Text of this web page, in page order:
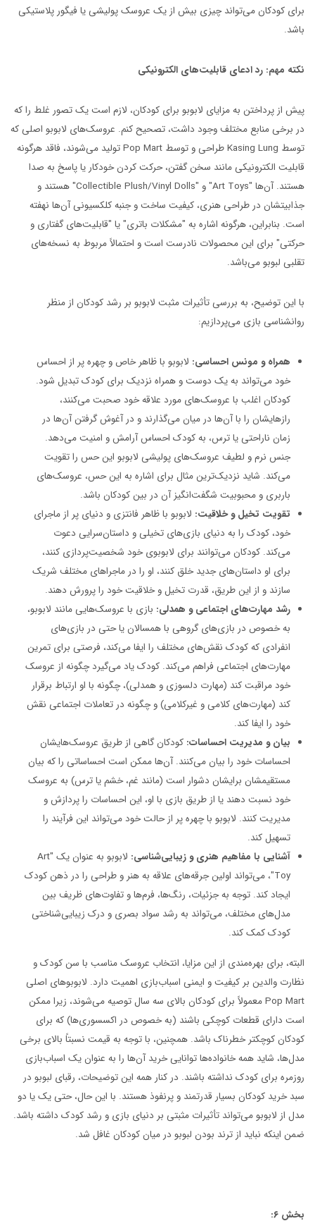
برای کودکان می‌تواند چیزی بیش از یک عروسک پولیشی یا فیگور پلاستیکی
باشد.
نکته مهم: رد ادعای قابلیت‌های الکترونیکی
پیش از پرداختن به مزایای لابوبو برای کودکان، لازم است یک تصور غلط را که
در برخی منابع مختلف وجود داشت، تصحیح کنم. عروسک‌های لابوبو اصلی که
توسط Kasing Lung طراحی و توسط Pop Mart تولید می‌شوند، فاقد هرگونه
قابلیت الکترونیکی مانند سخن گفتن، حرکت کردن خودکار یا پاسخ به صدا
هستند. آن‌ها "Art Toys" و "Collectible Plush/Vinyl Dolls" هستند و
جذابیتشان در طراحی هنری، کیفیت ساخت و جنبه کلکسیونی آن‌ها نهفته
است. بنابراین، هرگونه اشاره به "مشکلات باتری" یا "قابلیت‌های گفتاری و
حرکتی" برای این محصولات نادرست است و احتمالاً مربوط به نسخه‌های
تقلبی لبوبو می‌باشد.
با این توضیح، به بررسی تأثیرات مثبت لابوبو بر رشد کودکان از منظر
روانشناسی بازی می‌پردازیم:
همراه و مونس احساسی: لابوبو با ظاهر خاص و چهره پر از احساس
خود می‌تواند به یک دوست و همراه نزدیک برای کودک تبدیل شود.
کودکان اغلب با عروسک‌های مورد علاقه خود صحبت می‌کنند،
رازهایشان را با آن‌ها در میان می‌گذارند و در آغوش گرفتن آن‌ها در
زمان ناراحتی یا ترس، به کودک احساس آرامش و امنیت می‌دهد.
جنس نرم و لطیف عروسک‌های پولیشی لابوبو این حس را تقویت
می‌کند. شاید نزدیک‌ترین مثال برای اشاره به این حس، عروسک‌های
باربری و محبوبیت شگفت‌انگیز آن در بین کودکان باشد.
تقویت تخیل و خلاقیت: لابوبو با ظاهر فانتزی و دنیای پر از ماجرای
خود، کودک را به دنیای بازی‌های تخیلی و داستان‌سرایی دعوت
می‌کند. کودکان می‌توانند برای لابوبوی خود شخصیت‌پردازی کنند،
برای او داستان‌های جدید خلق کنند، او را در ماجراهای مختلف شریک
سازند و از این طریق، قدرت تخیل و خلاقیت خود را پرورش دهند.
رشد مهارت‌های اجتماعی و همدلی: بازی با عروسک‌هایی مانند لابوبو،
به خصوص در بازی‌های گروهی با همسالان یا حتی در بازی‌های
انفرادی که کودک نقش‌های مختلف را ایفا می‌کند، فرصتی برای تمرین
مهارت‌های اجتماعی فراهم می‌کند. کودک یاد می‌گیرد چگونه از عروسک
خود مراقبت کند (مهارت دلسوزی و همدلی)، چگونه با او ارتباط برقرار
کند (مهارت‌های کلامی و غیرکلامی) و چگونه در تعاملات اجتماعی نقش
خود را ایفا کند.
بیان و مدیریت احساسات: کودکان گاهی از طریق عروسک‌هایشان
احساسات خود را بیان می‌کنند. آن‌ها ممکن است احساساتی را که بیان
مستقیمشان برایشان دشوار است (مانند غم، خشم یا ترس) به عروسک
خود نسبت دهند یا از طریق بازی با او، این احساسات را پردازش و
مدیریت کنند. لابوبو با چهره پر از حالت خود می‌تواند این فرآیند را
تسهیل کند.
آشنایی با مفاهیم هنری و زیبایی‌شناسی:
لابوبو به عنوان یک "Art
Toy"، می‌تواند اولین جرقه‌های علاقه به هنر و طراحی را در ذهن کودک
ایجاد کند. توجه به جزئیات، رنگ‌ها، فرم‌ها و تفاوت‌های ظریف بین
مدل‌های مختلف، می‌تواند به رشد سواد بصری و درک زیبایی‌شناختی
کودک کمک کند.
البته، برای بهره‌مندی از این مزایا، انتخاب عروسک مناسب با سن کودک و
نظارت والدین بر کیفیت و ایمنی اسباب‌بازی اهمیت دارد. لابوبوهای اصلی
Pop Mart معمولاً برای کودکان بالای سه سال توصیه می‌شوند، زیرا ممکن
است دارای قطعات کوچکی باشند (به خصوص در اکسسوری‌ها) که برای
کودکان کوچکتر خطرناک باشد. همچنین، با توجه به قیمت نسبتاً بالای برخی
مدل‌ها، شاید همه خانواده‌ها توانایی خرید آن‌ها را به عنوان یک اسباب‌بازی
روزمره برای کودک نداشته باشند. در کنار همه این توضیحات، رقبای لبوبو در
سبد خرید کودکان بسیار قدرتمند و پرنفوذ هستند. با این حال، حتی یک یا دو
مدل از لابوبو می‌تواند تأثیرات مثبتی بر دنیای بازی و رشد کودک داشته باشد.
ضمن اینکه نباید از ترند بودن لبوبو در میان کودکان غافل شد.
بخش ۶: